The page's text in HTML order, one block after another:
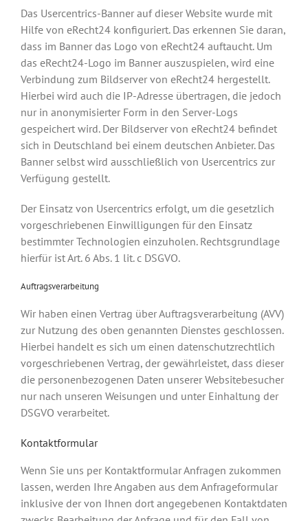
Das Usercentrics-Banner auf dieser Website wurde mit
Hilfe von eRecht24 konfiguriert. Das erkennen Sie daran,
dass im Banner das Logo von eRecht24 auftaucht. Um
das eRecht24-Logo im Banner auszuspielen, wird eine
Verbindung zum Bildserver von eRecht24 hergestellt.
Hierbei wird auch die IP-Adresse übertragen, die jedoch
nur in anonymisierter Form in den Server-Logs
gespeichert wird. Der Bildserver von eRecht24 befindet
sich in Deutschland bei einem deutschen Anbieter. Das
Banner selbst wird ausschließlich von Usercentrics zur
Verfügung gestellt.
Der Einsatz von Usercentrics erfolgt, um die gesetzlich
vorgeschriebenen Einwilligungen für den Einsatz
bestimmter Technologien einzuholen. Rechtsgrundlage
hierfür ist Art. 6 Abs. 1 lit. c DSGVO.
Auftragsverarbeitung
Wir haben einen Vertrag über Auftragsverarbeitung (AVV)
zur Nutzung des oben genannten Dienstes geschlossen.
Hierbei handelt es sich um einen datenschutzrechtlich
vorgeschriebenen Vertrag, der gewährleistet, dass dieser
die personenbezogenen Daten unserer Websitebesucher
nur nach unseren Weisungen und unter Einhaltung der
DSGVO verarbeitet.
Kontaktformular
Wenn Sie uns per Kontaktformular Anfragen zukommen
lassen, werden Ihre Angaben aus dem Anfrageformular
inklusive der von Ihnen dort angegebenen Kontaktdaten